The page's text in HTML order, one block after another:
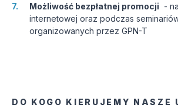
7. Możliwość bezpłatnej promocji -
internetowej oraz podczas
organizowanych przez GPN-T
DO KOGO KIERUJEMY NASZE